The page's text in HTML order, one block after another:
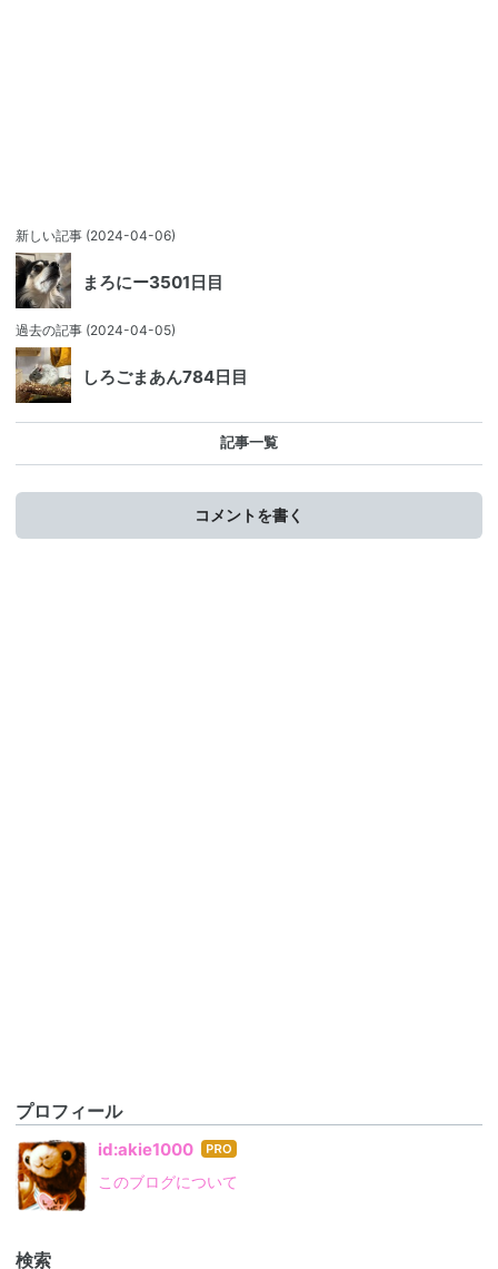
新しい記事 (2024-04-06)
まろにー3501日目
過去の記事 (2024-04-05)
しろごまあん784日目
記事一覧
コメントを書く
プロフィール
id:akie1000 はて
ログ
このブログについて
検索